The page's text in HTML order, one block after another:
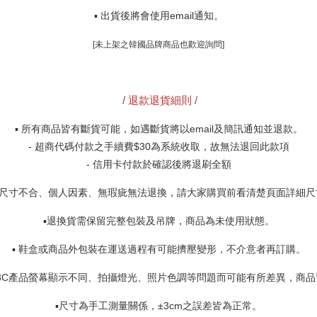
▪️ 出貨後將會使用email通知。
[未上架之韓國品牌商品也歡迎詢問]
/ 退款退貨細則 /
▪️ 所有商品皆有斷貨可能，如遇斷貨將以email及簡訊通知並退款。
- 超商代碼付款之手續費$30為系統收取，故無法退回此款項
- 信用卡付款於確認後將退刷全額
寸不合、個人因素、無瑕疵無法退換，請大家購買前看清楚頁面詳細尺
▪️退換貨需保留完整包裝及吊牌，商品為未使用狀態。
▪️ 鞋盒或商品外包裝在運送過程有可能擠壓變形，不介意者再訂購。
產品螢幕顯示不同、拍攝燈光、照片色調等問題而可能有所差異，商品
▪️尺寸為手工測量關係，±3cm之誤差皆為正常。